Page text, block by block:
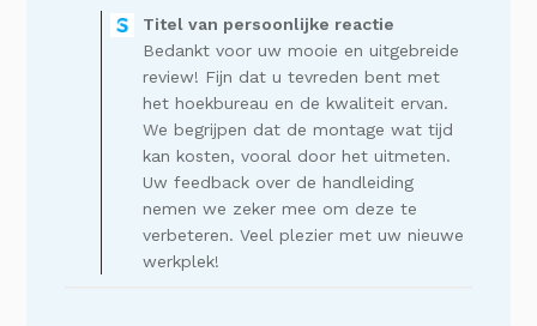
de
winkelier
op
een
recensie
van
Titel
van
persoonlijke
reactie
Titel van persoonlijke reactie
Bedankt voor uw mooie en uitgebreide
review! Fijn dat u tevreden bent met
het hoekbureau en de kwaliteit ervan.
We begrijpen dat de montage wat tijd
kan kosten, vooral door het uitmeten.
Uw feedback over de handleiding
nemen we zeker mee om deze te
verbeteren. Veel plezier met uw nieuwe
werkplek!